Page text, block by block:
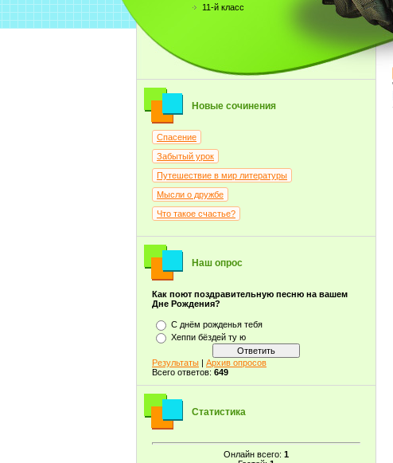
11-й класс
Новые сочинения
Спасение
Забытый урок
Путешествие в мир литературы
Мысли о дружбе
Что такое счастье?
Наш опрос
Как поют поздравительную песню на вашем
Дне Рождения?
С днём рожденья тебя
Хеппи бёздей ту ю
Результаты | Архив опросов
Всего ответов: 649
Статистика
Онлайн всего: 1